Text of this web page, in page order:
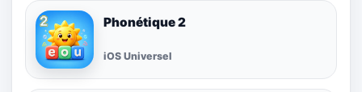
Phonétique 2
iOS Universel